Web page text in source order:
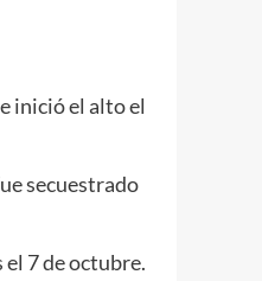
inició el alto el
secuestrado
7 de octubre.